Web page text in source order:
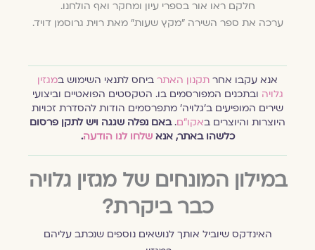
חלקם ראו אור בספרי עיון ומחקר ואף הולחנו.
ערכה את ספר השירה "מקץ שעות" מאת רוית גרוסמן דויד.
אנא עקבו אחרתקנון האתרביחס לתנאי השימוש ב מגזין
גלויהובתכנים המפורסמים בו. הטקסטים הפואטיים וביצועי
שירים המופיעים ב׳גלויה׳ מתפרסמים הודות להסדרת זכויות
היוצרות והיוצרים ב אקו״ם.באם נפלה שגגה ויש לתקן פרסום
כלשהו באתר, אנאשלחו לנו הודעה.
במילון המונחים של מגזין גלויה
כבר ביקרת?
האינדקס שיוביל אותך לנושאים נוספים שנכתב עליהם